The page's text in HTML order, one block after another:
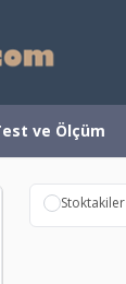
ve Ölçüm
Stoktakiler